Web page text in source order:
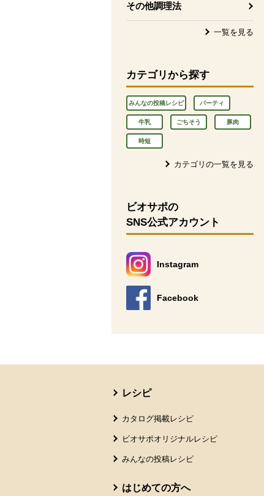
その他調理法
一覧を見る
カテゴリから探す
みんなの投稿レシピ パーティ
牛乳 ごちそう 豚肉
時短
カテゴリの一覧を見る
ビオサポの
SNS公式アカウント
Instagram
別のウィンドウで開きます。
Facebook
別のウィンドウで開きます。
レシピ
カタログ掲載レシピ
ビオサポオリジナルレシピ
みんなの投稿レシピ
はじめての方へ